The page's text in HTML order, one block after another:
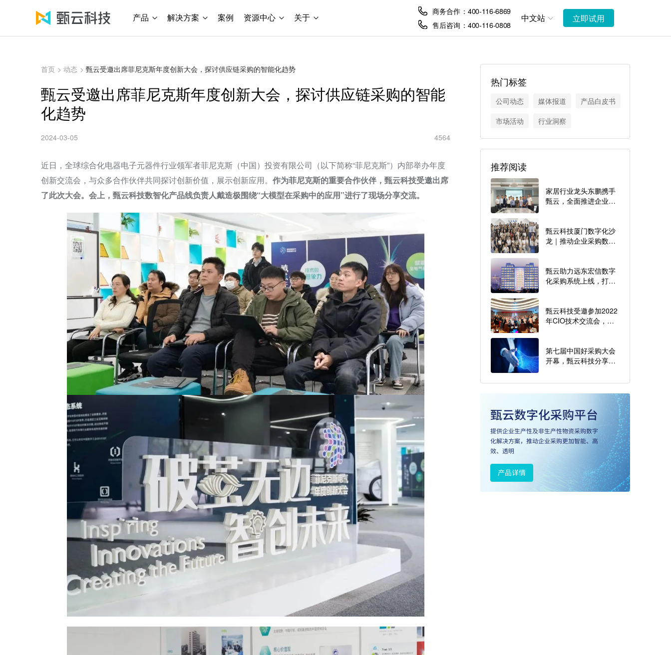
产品 解决方案 案例 资源中心 关于
商务合作：400-116-6869
售后咨询：400-116-0808
中文站 立即试用
首页 > 动态 > 甄云受邀出席菲尼克斯年度创新大会，探讨供应链采购的智能化趋势
甄云受邀出席菲尼克斯年度创新大会，探讨供应链采购的智能
化趋势
2024-03-05 4564
近日，全球综合化电器电子元器件行业领军者菲尼克斯（中国）投资有限公司（以下简称“菲尼克斯”）内部举办年度
创新交流会，与众多合作伙伴共同探讨创新价值，展示创新应用。 作为菲尼克斯的重要合作伙伴，甄云科技受邀出席
了此次大会。会上，甄云科技数智化产品线负责人戴造极围绕“大模型在采购中的应用”进行了现场分享交流。
热门标签
公司动态 媒体报道
产品白皮书
市场活动
行业洞察
推荐阅读
家居行业龙头东鹏携手
甄云，全面推进企业采
甄云科技厦门数字化沙
龙｜推动企业采购数字
甄云助力远东宏信数字
化采购系统上线，打造
甄云科技受邀参加2022
年CIO技术交流会，百
第七届中国好采购大会
开幕，甄云科技分享数